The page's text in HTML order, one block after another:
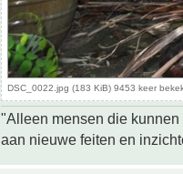
DSC_0022.jpg (183 KiB) 9453 keer
"Alleen mensen die
aan nieuwe feiten en